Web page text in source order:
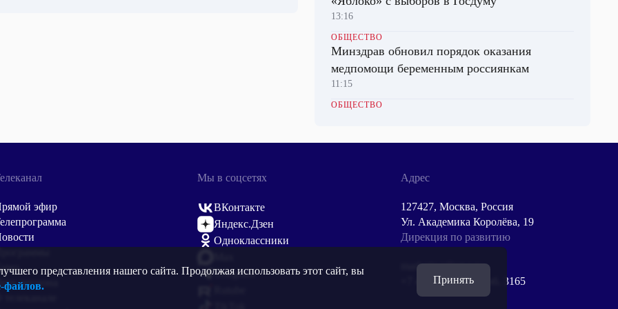
представления нашего сайта. Продолжая использовать этот сайт, вы
файлов.
Принять
13:16
ОБЩЕСТВО
Минздрав обновил порядок оказания
медпомощи беременным россиянкам
11:15
ОБЩЕСТВО
ПРОИСШЕСТВИЯ
В Приднестровье пенсионер поймал вора
домашнего вина и привязал его к столбу
эфир
региона
Мы в соцсетях
ВКонтакте
Яндекс.Дзен
Одноклассники
Telegram
Адрес
127427, Москва, Россия
Ул. Академика Королёва, 19
Дирекция по развитию
marketing@ptvr.ru
+7 499 755 30 50 доб. 3165